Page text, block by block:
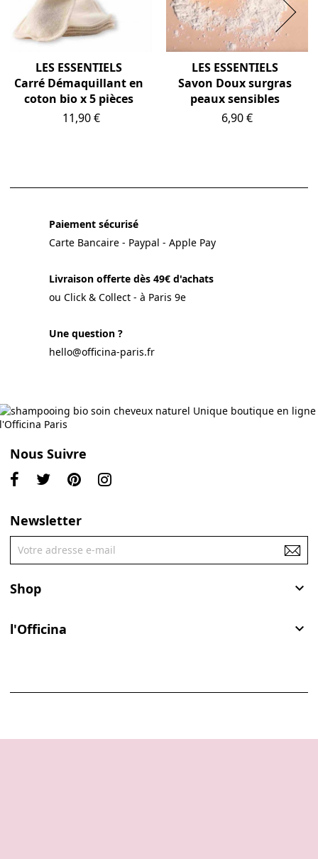
LES ESSENTIELS
Carré Démaquillant en
coton bio x 5 pièces
Prix
11,90 €
LES ESSENTIELS
Savon Doux surgras
peaux sensibles
Prix
6,90 €
Paiement sécurisé
Carte Bancaire - Paypal - Apple Pay
Livraison offerte dès 49€ d'achats
ou Click & Collect - à Paris 9e
Une question ?
hello@officina-paris.fr
Nous Suivre
Newsletter
Shop 
l'Officina 